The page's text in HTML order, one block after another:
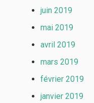
juin 2019
mai 2019
avril 2019
mars 2019
février 2019
janvier 2019